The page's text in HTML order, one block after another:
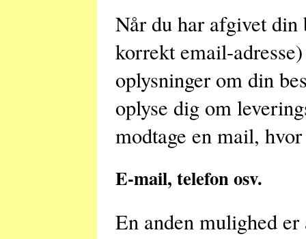
Når du har afgivet
korrekt email-
oplysninger om din
oplyse dig om
modtage en mail,
E-mail, telefon osv.
En anden mulighed